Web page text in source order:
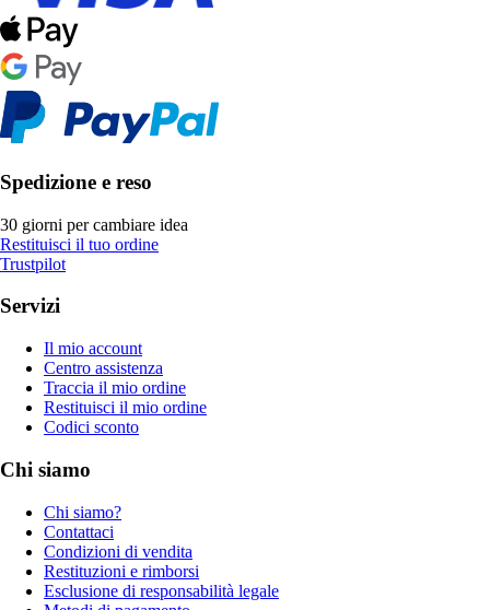
Spedizione e reso
30 giorni per cambiare idea
Restituisci il tuo ordine
Trustpilot
Servizi
Il mio account
Centro assistenza
Traccia il mio ordine
Restituisci il mio ordine
Codici sconto
Chi siamo
Chi siamo?
Contattaci
Condizioni di vendita
Restituzioni e rimborsi
Esclusione di responsabilità legale